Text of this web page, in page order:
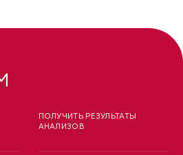
ПОЛУЧИТЬ РЕЗУЛЬТАТЫ
АНАЛИЗОВ